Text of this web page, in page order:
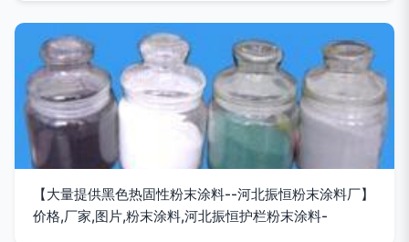
【大量提供黑色热固性粉末涂料--河北振恒粉末涂料厂】
价格,厂家,图片,粉末涂料,河北振恒护栏粉末涂料-